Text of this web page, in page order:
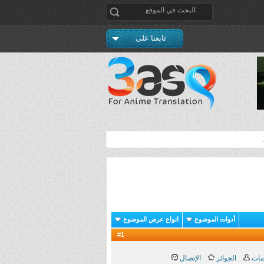
تابعنا على
أدوات الموضوع انواع عرض الموضوع
1
الجوائز الإتصال